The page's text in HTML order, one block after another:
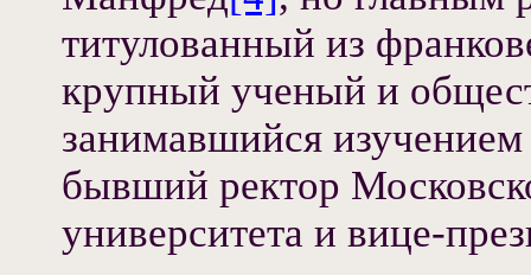
титулованный из
крупный ученый и
занимавшийся
бывший ректор
университета и вице-